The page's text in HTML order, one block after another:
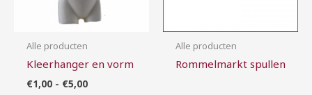
Alle producten
Kleerhanger en vorm
€1,00 - €5,00
Alle producten
Rommelmarkt spullen